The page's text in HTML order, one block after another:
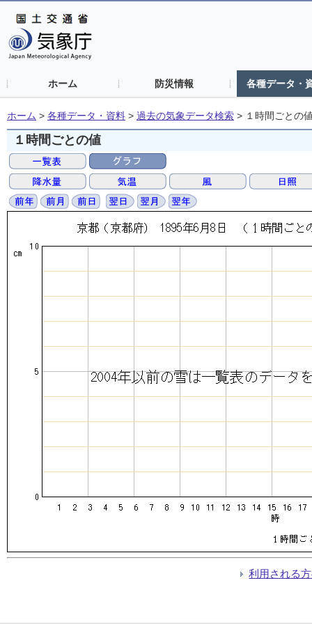
ホーム 防災情報 各種データ・
ホーム > 各種データ・資料 > 過去の気象データ検索 > １時間ごとの
１時間ごとの値
利用される